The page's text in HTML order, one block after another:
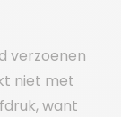
verzoenen
niet met
want